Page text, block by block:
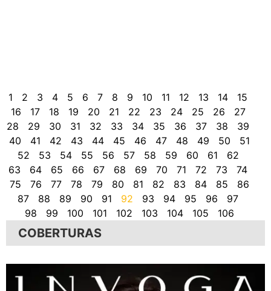
1 2 3 4 5 6 7 8 9 10 11 12 13 14
15
16
17 18 19 20 21 22 23 24 25 26
27
28
29 30 31 32 33 34 35 36 37 38
39
40
41 42 43 44 45 46 47 48 49 50
51
52
53 54 55 56 57 58 59 60 61
62
63
64 65 66 67 68 69 70 71 72 73
74
75
76 77 78 79 80 81 82 83 84 85
86
87
88 89 90 91 92 93 94 95 96
97
98
99 100 101 102 103 104 105 106
COBERTURAS